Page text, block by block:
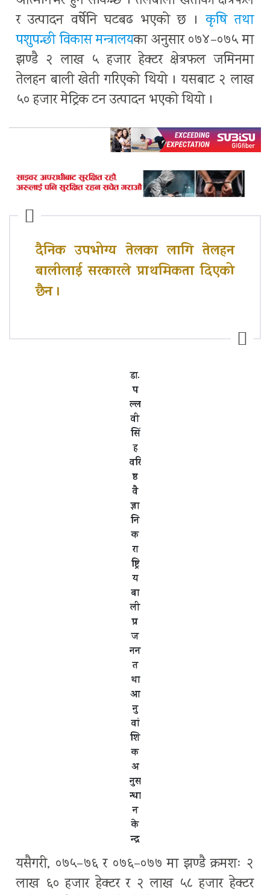
र उत्पादन वर्षेनि घटबढ भएको छ ।कृषि तथा
पशुपन्छी विकास मन्त्रालयका अनुसार ०७४–०७५ मा
झण्डै २ लाख ५ हजार हेक्टर क्षेत्रफल जमिनमा
तेलहन बाली खेती गरिएको थियो । यसबाट २ लाख
५० हजार मेट्रिक टन उत्पादन भएको थियो ।
दैनिक उपभोग्य तेलका लागि तेलहन
बालीलाई सरकारले प्राथमिकता दिएको
छैन ।
डा.
प
ल्ल
वी
सिं
ह
वरि
ष्ठ
वै
ज्ञा
नि
क
रा
ष्ट्रि
य
बा
ली
प्र
ज
नन
त
था
आ
नु
वां
शि
क
अ
नुस
न्धा
न
के
न्द्र
यसैगरी, ०७५–७६ र ०७६–०७७ मा झण्डै क्रमशः २
लाख ६० हजार हेक्टर र २ लाख ५८ हजार हेक्टर